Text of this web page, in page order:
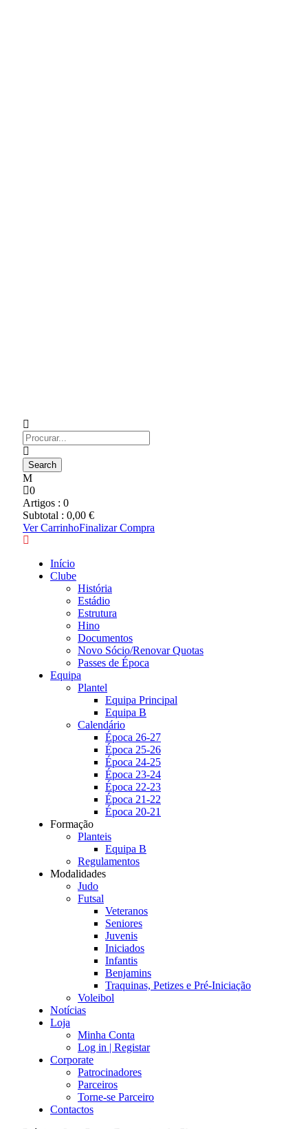
0
Artigos : 0
Subtotal : 0,00 €
Ver CarrinhoFinalizar Compra
Início
Clube
História
Estádio
Estrutura
Hino
Documentos
Novo Sócio/Renovar Quotas
Passes de Época
Equipa
Plantel
Equipa Principal
Equipa B
Calendário
Época 26-27
Época 25-26
Época 24-25
Época 23-24
Época 22-23
Época 21-22
Época 20-21
Formação
Planteis
Equipa B
Regulamentos
Modalidades
Judo
Futsal
Veteranos
Seniores
Juvenis
Iniciados
Infantis
Benjamins
Traquinas, Petizes e Pré-Iniciação
Voleibol
Notícias
Loja
Minha Conta
Log in | Registar
Corporate
Patrocinadores
Parceiros
Torne-se Parceiro
Contactos